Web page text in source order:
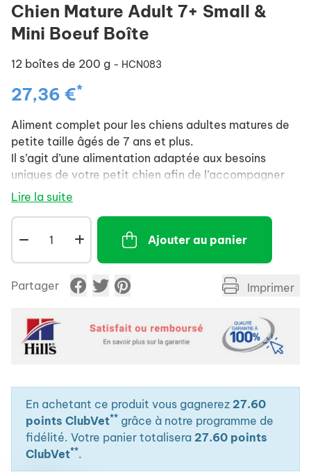
Chien Mature Adult 7+ Small &
Mini Boeuf Boîte
12 boîtes de 200 g - HCN083
27,36 €*
Aliment complet pour les chiens adultes matures de
petite taille âgés de 7 ans et plus.
Il s’agit d’une alimentation adaptée aux besoins
uniques de votre petit chien afin de l’accompagner
en douceur au fil des ans.
Lire la suite
Ajouter au panier
Partager Imprimer
En achetant ce produit vous gagnerez 27.60
points ClubVet** grâce à notre programme de
fidélité. Votre panier totalisera 27.60 points
ClubVet**.